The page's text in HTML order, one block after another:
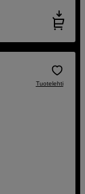
Tuotelehti